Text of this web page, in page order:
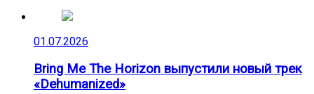
01.07.2026
Bring Me The Horizon выпустили новый трек
«Dehumanized»